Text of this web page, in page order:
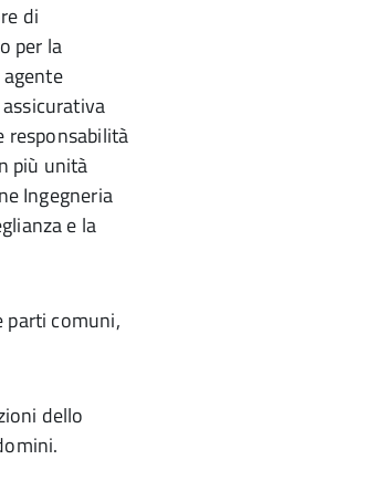
di
per la
agente
responsabilità
più unità
Ingegneria
e la
parti comuni,
dello